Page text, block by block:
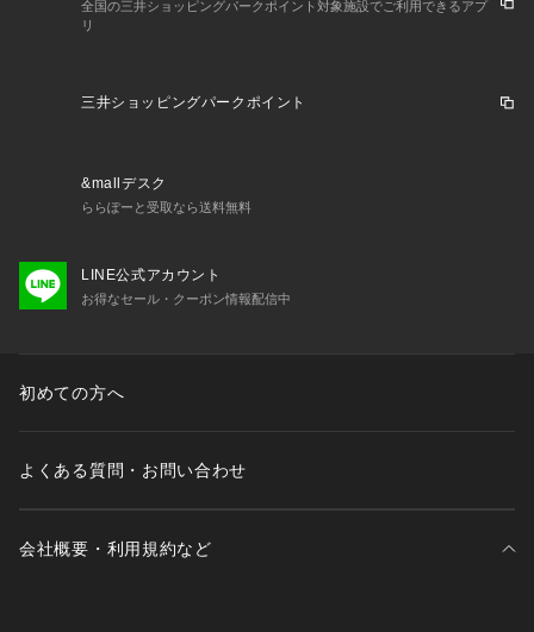
全国の三井ショッピングパークポイント対象施設でご利用できるアプ
リ
三井ショッピングパークポイント
&mallデスク
ららぽーと受取なら送料無料
LINE公式アカウント
お得なセール・クーポン情報配信中
初めての方へ
よくある質問・お問い合わせ
会社概要・利用規約など